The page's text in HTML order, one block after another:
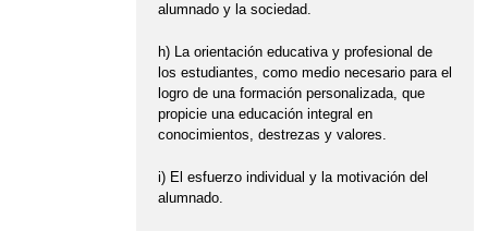
alumnado y la sociedad.
h) La orientación educativa y profesional de
los estudiantes, como medio necesario para el
logro de una formación personalizada, que
propicie una educación integral en
conocimientos, destrezas y valores.
i) El esfuerzo individual y la motivación del
alumnado.